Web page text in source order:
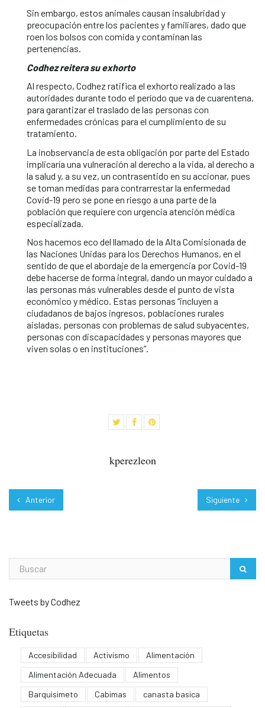
Sin embargo, estos animales causan insalubridad y
preocupación entre los pacientes y familiares, dado que
roen los bolsos con comida y contaminan las
pertenencias.
Codhez reitera su exhorto
Al respecto, Codhez ratifica el exhorto realizado a las
autoridades durante todo el período que va de cuarentena,
para garantizar el traslado de las personas con
enfermedades crónicas para el cumplimiento de su
tratamiento.
La inobservancia de esta obligación por parte del Estado
implicaría una vulneración al derecho a la vida, al derecho a
la salud y, a su vez, un contrasentido en su accionar, pues
se toman medidas para contrarrestar la enfermedad
Covid-19 pero se pone en riesgo a una parte de la
población que requiere con urgencia atención médica
especializada.
Nos hacemos eco del llamado de la Alta Comisionada de
las Naciones Unidas para los Derechos Humanos, en el
sentido de que el abordaje de la emergencia por Covid-19
debe hacerse de forma integral, dando un mayor cuidado a
las personas más vulnerables desde el punto de vista
económico y médico. Estas personas “incluyen a
ciudadanos de bajos ingresos, poblaciones rurales
aisladas, personas con problemas de salud subyacentes,
personas con discapacidades y personas mayores que
viven solas o en instituciones”.
kperezleon
Anterior Siguiente
Tweets by Codhez
Etiquetas
Accesibilidad Activismo
Alimentación
Alimentación Adecuada
Alimentos
Barquisimeto
Cabimas
canasta basica